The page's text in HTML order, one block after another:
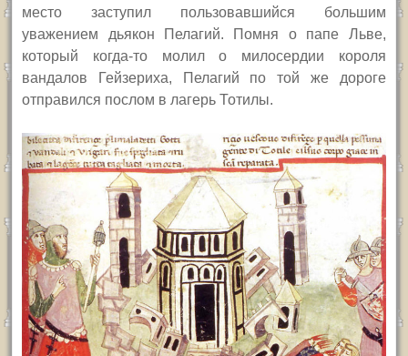
место заступил пользовавшийся большим
уважением дьякон Пелагий. Помня о папе Льве,
который когда-то молил о милосердии короля
вандалов Гейзериха, Пелагий по той же дороге
отправился послом в лагерь Тотилы.